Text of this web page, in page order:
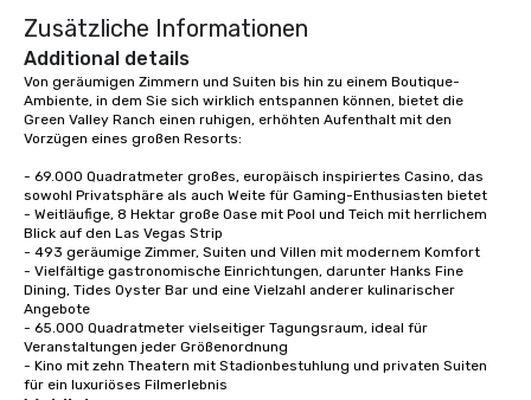
Zusätzliche Informationen
Additional details
Von geräumigen Zimmern und Suiten bis hin zu einem Boutique-
Ambiente, in dem Sie sich wirklich entspannen können, bietet die
Green Valley Ranch einen ruhigen, erhöhten Aufenthalt mit den
Vorzügen eines großen Resorts:
- 69.000 Quadratmeter großes, europäisch inspiriertes Casino, das
sowohl Privatsphäre als auch Weite für Gaming-Enthusiasten bietet
- Weitläufige, 8 Hektar große Oase mit Pool und Teich mit herrlichem
Blick auf den Las Vegas Strip
- 493 geräumige Zimmer, Suiten und Villen mit modernem Komfort
- Vielfältige gastronomische Einrichtungen, darunter Hanks Fine
Dining, Tides Oyster Bar und eine Vielzahl anderer kulinarischer
Angebote
- 65.000 Quadratmeter vielseitiger Tagungsraum, ideal für
Veranstaltungen jeder Größenordnung
- Kino mit zehn Theatern mit Stadionbestuhlung und privaten Suiten
für ein luxuriöses Filmerlebnis